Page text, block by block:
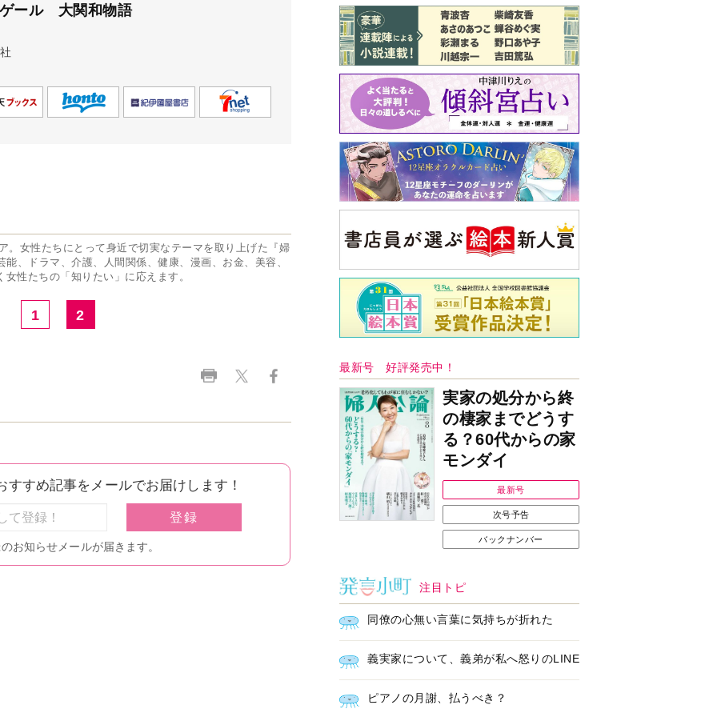
バックナンバー
注目トピ
同僚の心無い言葉に気持ちが折れた
ピアノの月謝、払うべき？
中央公論新社の本
いじめのある世界に生き
る君たちへ
いじめられっ子だった精神
科医の贈る言葉
中井久夫 著 詳しくみる
ＡＩで始める遺言を書
く前の準備セミナー開
催
耳にすっぽり！オーテ
ィコン補聴器、新しい
の「オーティコン ジー
ル」を発売
脳の健康習慣をサポー
トするオープンイヤー
型イヤホン「kikippa イ
ヤホン HERALBONY
モデル」発売
ージについてのお詫び
と訂正